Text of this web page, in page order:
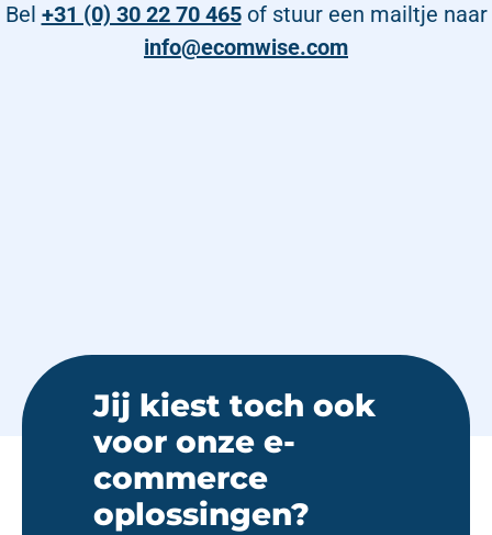
Bel +31 (0) 30 22 70 465of stuur een mailtje naar
info@ecomwise.com
Jij kiest toch ook
voor onze e-
commerce
oplossingen?